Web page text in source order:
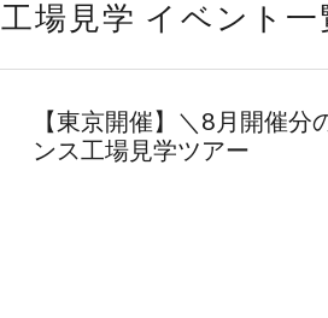
工場見学 イベント一
【東京開催】＼8月開催
ンス工場見学ツアー